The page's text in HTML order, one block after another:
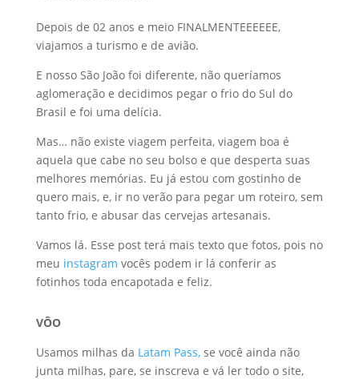
Depois de 02 anos e meio FINALMENTEEEEEE,
viajamos a turismo e de avião.
E nosso São João foi diferente, não queríamos
aglomeração e decidimos pegar o frio do Sul do
Brasil e foi uma delícia.
Mas… não existe viagem perfeita, viagem boa é
aquela que cabe no seu bolso e que desperta suas
melhores memórias. Eu já estou com gostinho de
quero mais, e, ir no verão para pegar um roteiro, sem
tanto frio, e abusar das cervejas artesanais.
Vamos lá. Esse post terá mais texto que fotos, pois no
meu instagram vocês podem ir lá conferir as
fotinhos toda encapotada e feliz.
VÔO
Usamos milhas da Latam Pass,se você ainda não
junta milhas, pare, se inscreva e vá ler todo o site,